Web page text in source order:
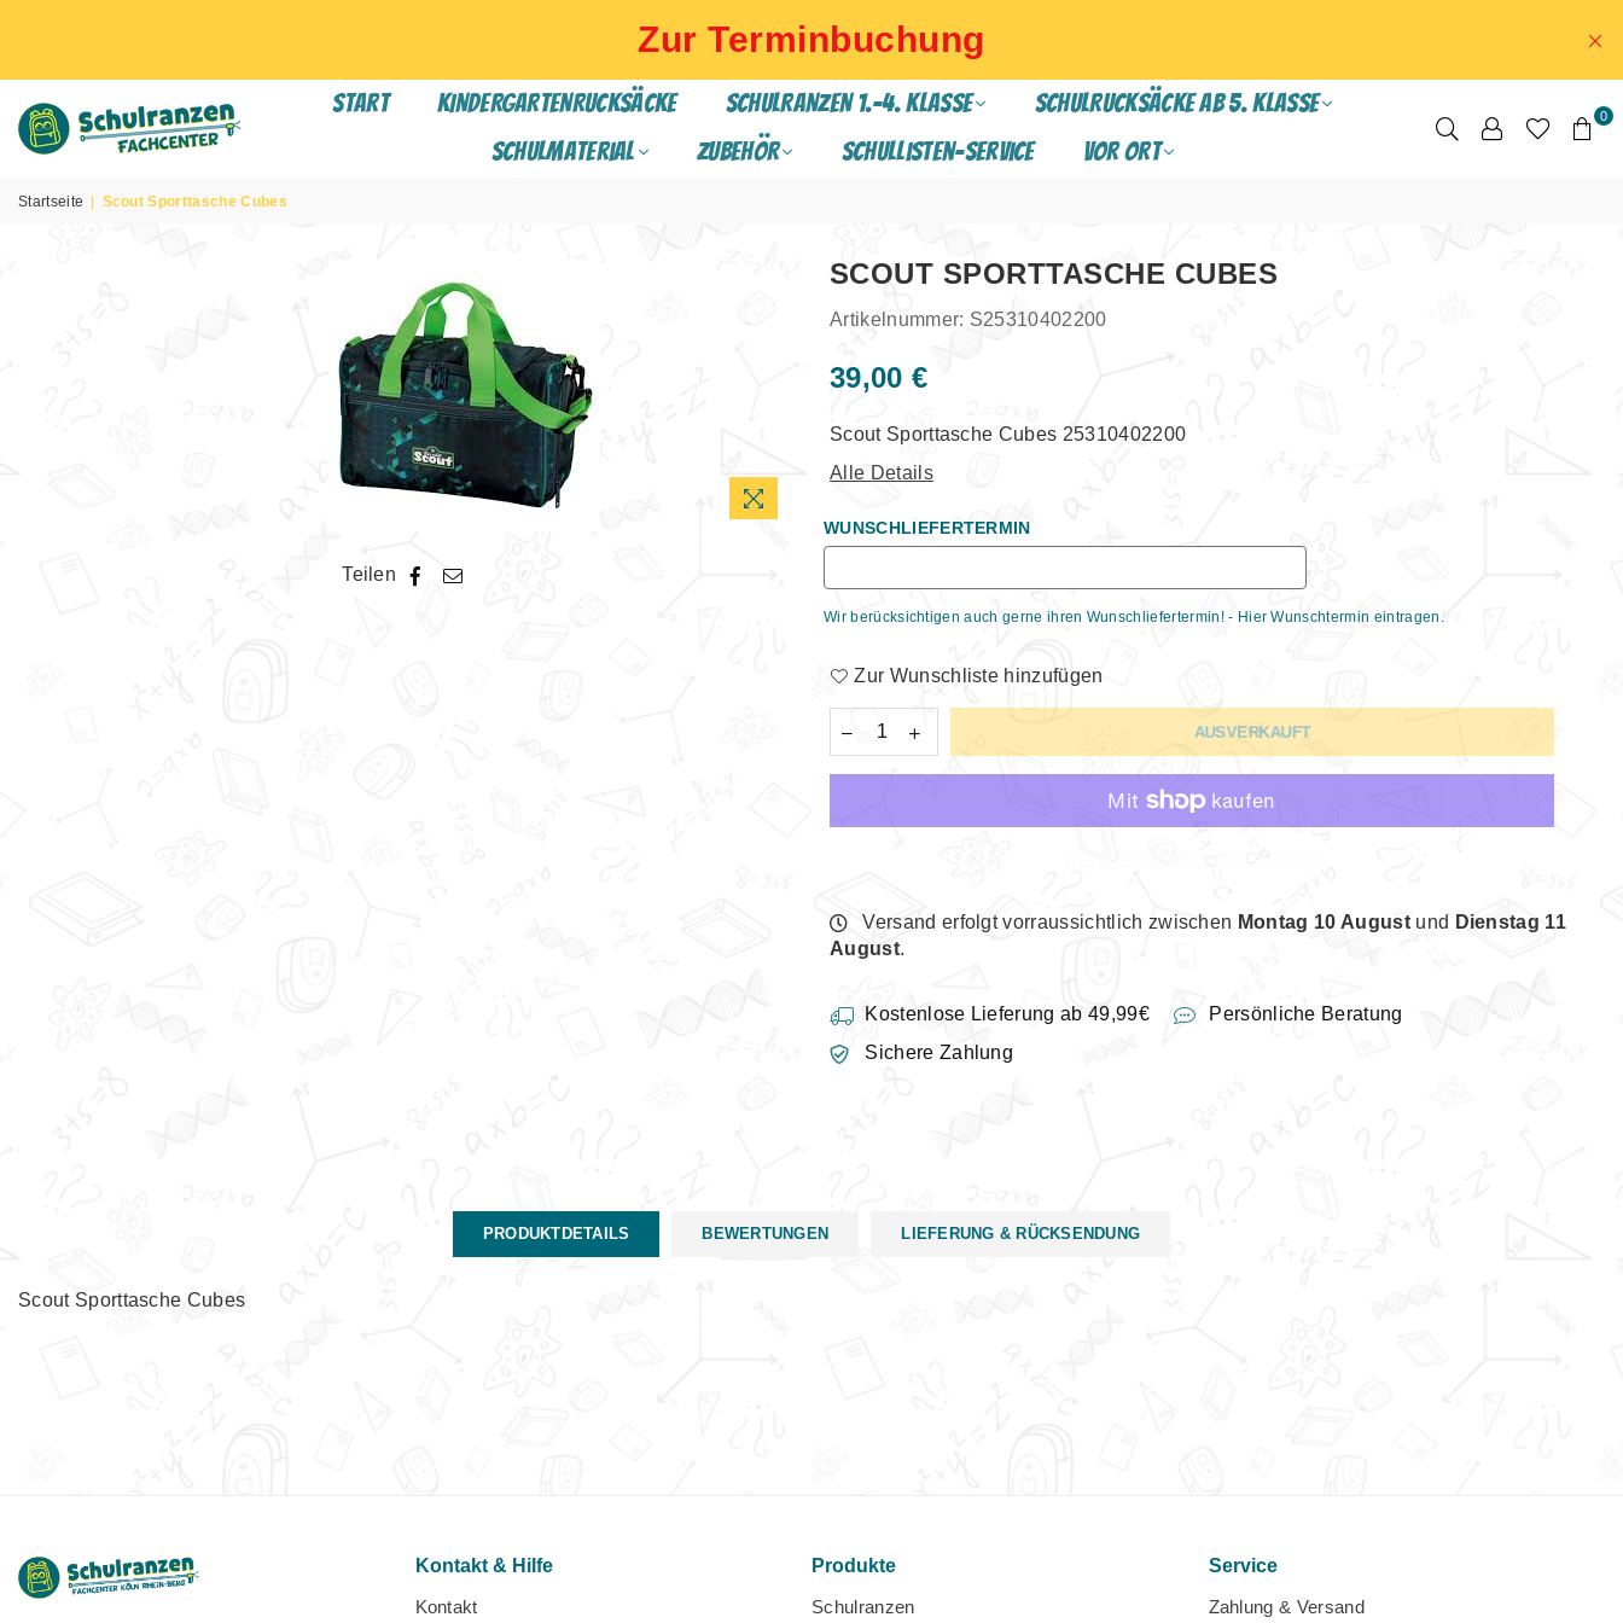
Zur Terminbuchung
FACHCENTER
START KINDERGARTENRUCKSÄCKE SCHULRANZEN 1.-4. Klasse
SCHULRUCKSÄCKE ab 5. Klasse
Schulmaterial
ZUBEHÖR Schullisten-Service VOR ORT
0
Startseite Scout Sporttasche Cubes
Teilen
SCOUT SPORTTASCHE CUBES
Artikelnummer: S25310402200
Normaler
39,00 €
Scout Sporttasche Cubes 25310402200
Alle Details
WUNSCHLIEFERTERMIN
Wir berücksichtigen auch gerne ihren Wunschliefertermin! - Hier Wunschtermin eintragen.
Zur Wunschliste hinzufügen
AUSVERKAUFT
Versand erfolgt vorraussichtlich zwischen Montag 10 Augustund Dienstag 11
August.
Kostenlose Lieferung ab 49,99€
Persönliche Beratung
Sichere Zahlung
PRODUKTDETAILS BEWERTUNGEN LIEFERUNG & RÜCKSENDUNG
Scout Sporttasche Cubes
Kontakt & Hilfe
Kontakt
Produkte
Schulranzen
Service
Zahlung & Versand